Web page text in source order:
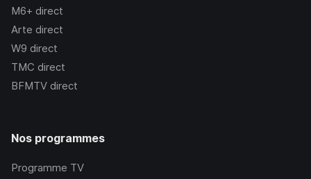
M6+ direct
Arte direct
W9 direct
TMC direct
BFMTV direct
Nos programmes
Programme TV